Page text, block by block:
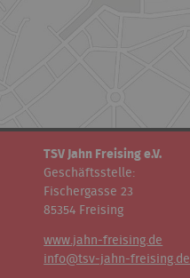
TSV Jahn Freising e.V.
Geschäftsstelle:
Fischergasse 23
85354 Freising
www.jahn-freising.de
info@tsv-jahn-freising.de